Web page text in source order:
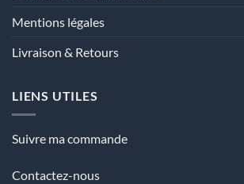
Mentions légales
Livraison & Retours
LIENS UTILES
Suivre ma commande
Contactez-nous